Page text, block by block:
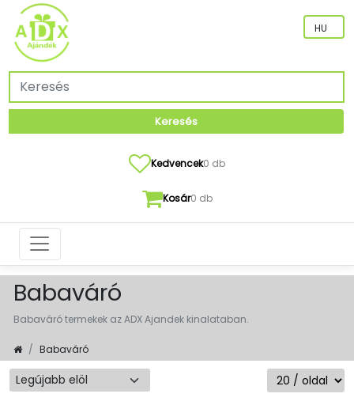
Keresés
Kedvencek0 db
Kosár0 db
Babaváró
Babaváró termekek az ADX Ajandek kinalataban.
Babaváró